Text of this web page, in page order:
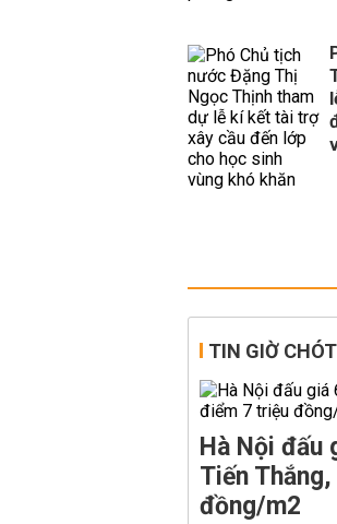
TIN GIỜ CHÓT
Hà Nội đấu
Tiến
đồng/m2